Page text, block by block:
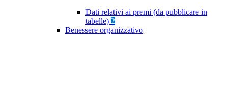
Dati relativi ai premi (da pubblicare in
tabelle) 2
Benessere organizzativo